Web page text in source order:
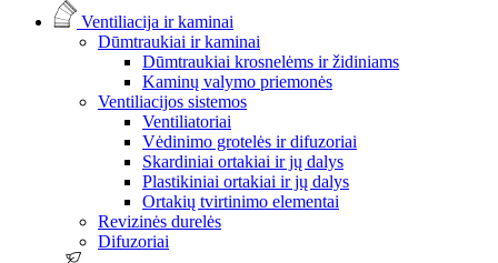
Ventiliacija ir kaminai
Dūmtraukiai ir kaminai
Dūmtraukiai krosnelėms ir židiniams
Kaminų valymo priemonės
Ventiliacijos sistemos
Ventiliatoriai
Vėdinimo grotelės ir difuzoriai
Skardiniai ortakiai ir jų dalys
Plastikiniai ortakiai ir jų dalys
Ortakių tvirtinimo elementai
Revizinės durelės
Difuzoriai